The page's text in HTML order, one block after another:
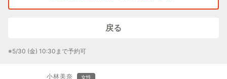
体力的に自信のない方も無理なく参加できるクラスです。
戻る
※5/30 (金) 10:30まで予約可
小林美奈 女性